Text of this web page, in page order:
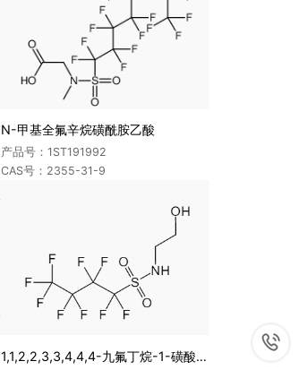

N-甲基全氟辛烷磺酰胺乙酸
产品号：1ST191992
CAS号：2355-31-9
1,1,2,2,3,3,4,4,4-九氟丁烷-1-磺酸(2-羟基乙基)-酰胺